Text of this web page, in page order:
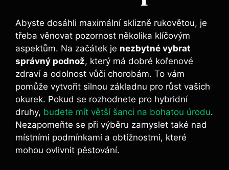
Abyste dosáhli maximální sklizně‍ rukovětou, je
třeba⁢ věnovat pozornost několika klíčovým
aspektům. Na začátek ⁣je nezbytné vybrat
správný podnož, který má dobré kořenové
zdraví a odolnost vůči ⁤chorobám. To​ vám⁢
pomůže vytvořit silnou základnu pro růst vašich
okurek. Pokud se rozhodnete pro hybridní
druhy, budete mít větší šanci na bohatou úrodu.
Nezapomeňte ⁢se ‌při výběru zamyslet také nad⁤
místními podmínkami a obtížnostmi, které
mohou ovlivnit pěstování.